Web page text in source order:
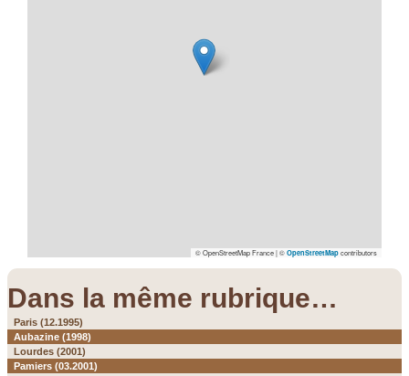
© OpenStreetMap France | © OpenStreetMapcontributors
Dans la même rubrique…
Paris (12.1995)
Aubazine (1998)
Lourdes (2001)
Pamiers (03.2001)